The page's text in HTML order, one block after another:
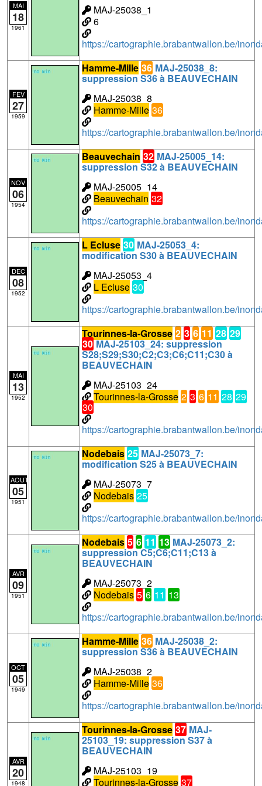
MAI
18
1961
MAJ-25038_1
6
https://cartographie.brabantwallon.be/
FEV
27
1959
Hamme-Mille 36 MAJ-25038_8:
suppression S36 à BEAUVECHAIN
MAJ-25038_8
Hamme-Mille 36
https://cartographie.brabantwallon.be/
NOV
06
1954
Beauvechain 32 MAJ-25005_14:
suppression S32 à BEAUVECHAIN
MAJ-25005_14
Beauvechain 32
https://cartographie.brabantwallon.be/
DEC
08
1952
L Ecluse 30 MAJ-25053_4:
modification S30 à BEAUVECHAIN
MAJ-25053_4
L Ecluse 30
https://cartographie.brabantwallon.be/
MAI
13
1952
Tourinnes-la-Grosse 2 3 6 11 28 29
30 MAJ-25103_24: suppression
S28;S29;S30;C2;C3;C6;C11;C30 à
BEAUVECHAIN
MAJ-25103_24
Tourinnes-la-Grosse 2 3 6 11 28 29
30
https://cartographie.brabantwallon.be/
AOUT
05
1951
Nodebais 25 MAJ-25073_7:
modification S25 à BEAUVECHAIN
MAJ-25073_7
Nodebais 25
https://cartographie.brabantwallon.be/
AVR
09
1951
Nodebais 5 6 11 13 MAJ-25073_2:
suppression C5;C6;C11;C13 à
BEAUVECHAIN
MAJ-25073_2
Nodebais 5 6 11 13
https://cartographie.brabantwallon.be/
OCT
05
1949
Hamme-Mille 36 MAJ-25038_2:
suppression S36 à BEAUVECHAIN
MAJ-25038_2
Hamme-Mille 36
https://cartographie.brabantwallon.be/
AVR
20
1948
Tourinnes-la-Grosse 37 MAJ-
25103_19: suppression S37 à
BEAUVECHAIN
MAJ-25103_19
Tourinnes-la-Grosse 37